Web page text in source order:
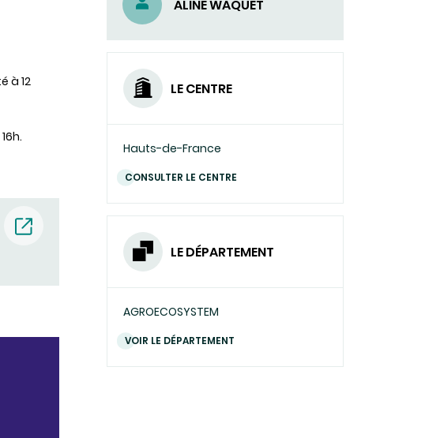
à 12
ALINE WAQUET
LE CENTRE
Hauts-de-France
CONSULTER LE CENTRE
LE DÉPARTEMENT
AGROECOSYSTEM
VOIR LE DÉPARTEMENT